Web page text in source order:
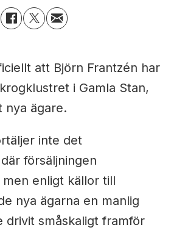
att Björn Frantzén har
i Gamla Stan,
nya ägare.
inte det
försäljningen
enligt källor till
nya ägarna en manlig
drivit småskaligt framför